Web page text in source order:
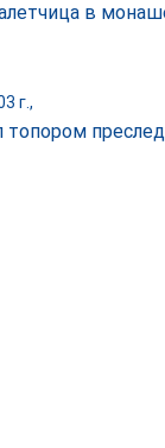
в
г.,
топором